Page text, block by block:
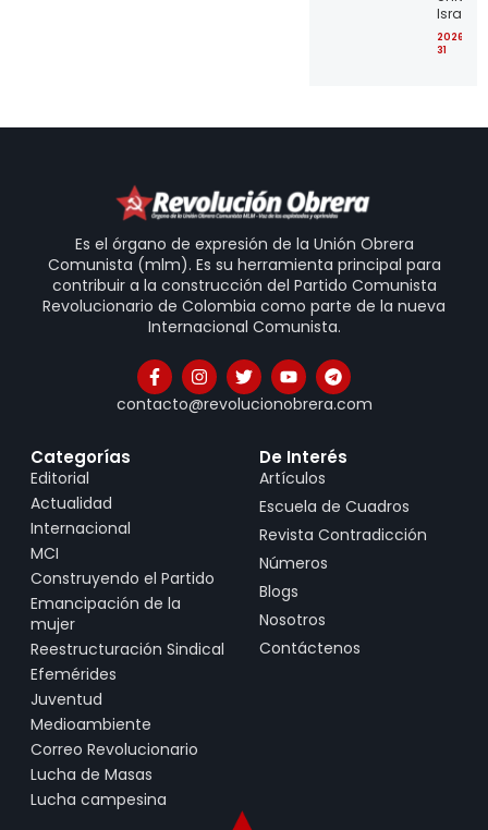
Israel
2026-
31
Es el órgano de expresión de la Unión Obrera
Comunista (mlm). Es su herramienta principal para
contribuir a la construcción del Partido Comunista
Revolucionario de Colombia como parte de la nueva
Internacional Comunista.
contacto@revolucionobrera.com
Categorías
Editorial
Actualidad
Internacional
MCI
Construyendo el Partido
Emancipación de la
mujer
Reestructuración Sindical
Efemérides
Juventud
Medioambiente
Correo Revolucionario
Lucha de Masas
Lucha campesina
De Interés
Artículos
Escuela de Cuadros
Revista Contradicción
Números
Blogs
Nosotros
Contáctenos